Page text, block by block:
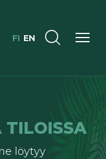
FI EN
TILOISSA
löytyy